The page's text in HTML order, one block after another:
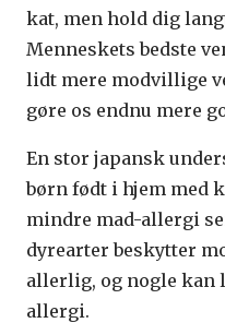
kat, men hold dig
Menneskets bedste
lidt mere modvillige
gøre os endnu mere
En stor japansk
børn født i hjem med
mindre mad-allergi
dyrearter beskytter
allerlig, og nogle kan
allergi.